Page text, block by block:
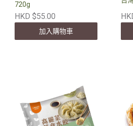
720g
HKD $55.00
加入購物車